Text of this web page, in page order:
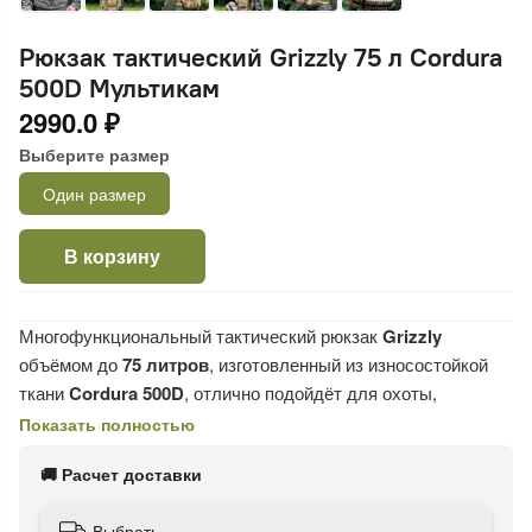
Рюкзак тактический Grizzly 75 л Cordura
500D Мультикам
2990.0 ₽
Выберите размер
Один размер
В корзину
Многофункциональный тактический рюкзакGrizzly
объёмом до75 литров, изготовленный из износостойкой
тканиCordura 500D, отлично подойдёт для охоты,
рыбалки, туристических походов и дальних путешествий.
Рюкзак оснащёнусиленным алюминиевым каркасом
ортопедической спинкой с вентиляционной сеткой, что
Показать полностью
🚚 Расчет доставки